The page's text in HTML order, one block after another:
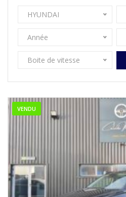
HYUNDAI
Année
Boite de vitesse
VENDU